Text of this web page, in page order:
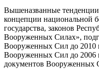
Вышеназванные тенденции
концепции национальной
государства, законов
Вооруженных Силах»,
Вооруженных Сил до 2010
Вооруженных Сил до 2006
документов Вооруженных